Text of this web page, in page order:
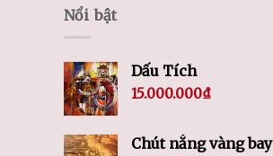
Nổi bật
Dấu Tích
15.000.000₫
Chút nắng vàng bay